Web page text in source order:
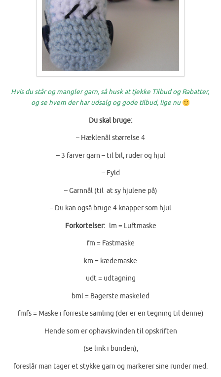
Hvis du står og mangler garn, så husk at tjekke Tilbud og Rabatter,
og se hvem der har udsalg og gode tilbud, lige nu
Du skal bruge:
– Hæklenål størrelse 4
– 3 farver garn – til bil, ruder og hjul
– Fyld
– Garnnål (til at sy hjulene på)
– Du kan også bruge 4 knapper som hjul
Forkortelser: lm = Luftmaske
fm = Fastmaske
km = kædemaske
udt = udtagning
bml = Bagerste maskeled
fmfs = Maske i forreste samling (der er en tegning til denne)
Hende som er ophavskvinden til opskriften
(se link i bunden),
foreslår man tager et stykke garn og markerer sine runder med.